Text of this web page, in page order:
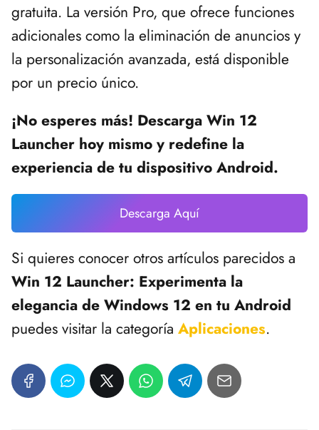
gratuita. La versión Pro, que ofrece funciones
adicionales como la eliminación de anuncios y
la personalización avanzada, está disponible
por un precio único.
¡No esperes más! Descarga Win 12
Launcher hoy mismo y redefine la
experiencia de tu dispositivo Android.
Descarga Aquí
Si quieres conocer otros artículos parecidos a
Win 12 Launcher: Experimenta la
elegancia de Windows 12 en tu Android
puedes visitar la categoría Aplicaciones.